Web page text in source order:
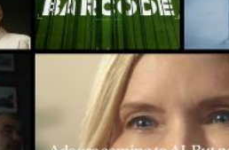
PUNTI
CSR